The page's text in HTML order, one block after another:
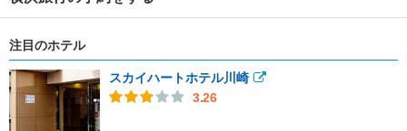
注目のホテル
スカイハートホテル川崎
3.26